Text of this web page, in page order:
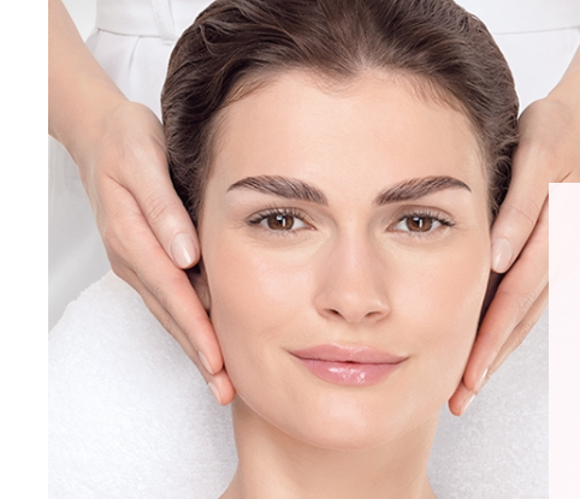
SÉRUM CRÈMA ACNILOGIC
Gracias al complejo ACNICIDINE, el Sérum
ACNILOGIC reequilibra la cantidad de sebo para
luchar contra la aparición de zonas con brillos y de
nuevas imperfecciones. Además, minimiza los poros y